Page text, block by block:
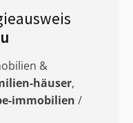
&
häuser,
immobilien /